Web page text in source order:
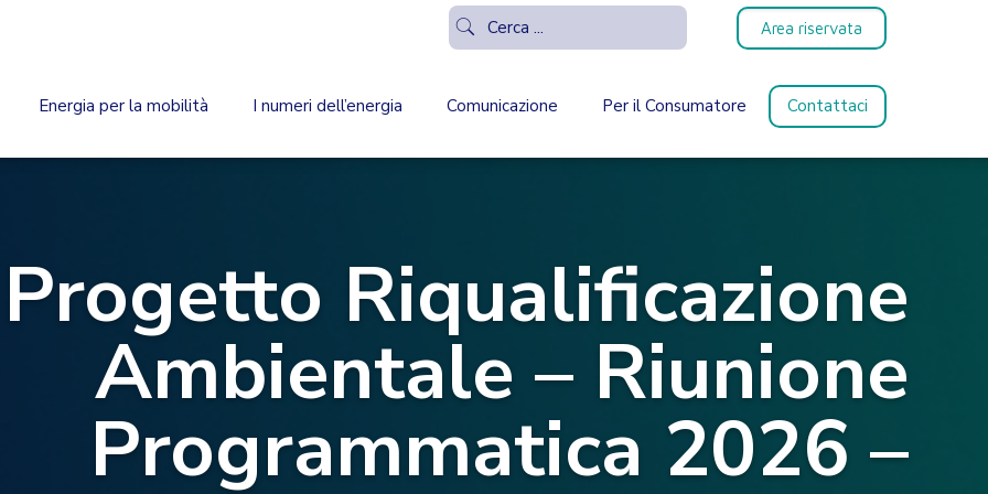
Area riservata
Energia per la mobilità I numeri dell’energia Comunicazione Per il Consumatore Contattaci
Progetto Riqualificazione
Ambientale – Riunione
Programmatica 2026 –